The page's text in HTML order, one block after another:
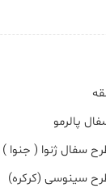
پالرمو
سفال ژنوا ( جنوا )
سینوسی (کرکره)